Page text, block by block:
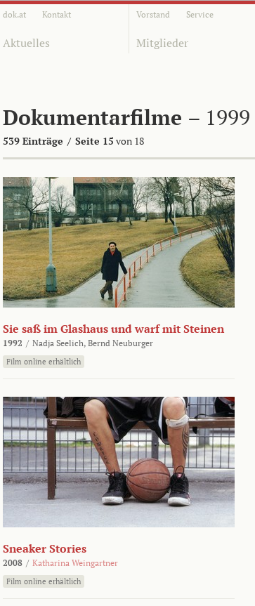
dok.at Kontakt Vorstand Service
Aktuelles Mitglieder
Dokumentarfilme – 1999
539 Einträge / Seite 15 von 18
Sie saß im Glashaus und warf mit Steinen
1992 / Nadja Seelich, Bernd Neuburger
Film online erhältlich
Sneaker Stories
2008 / Katharina Weingartner
Film online erhältlich